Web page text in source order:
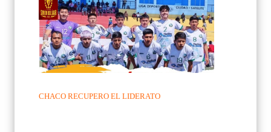
CHACO RECUPERO EL LIDERATO